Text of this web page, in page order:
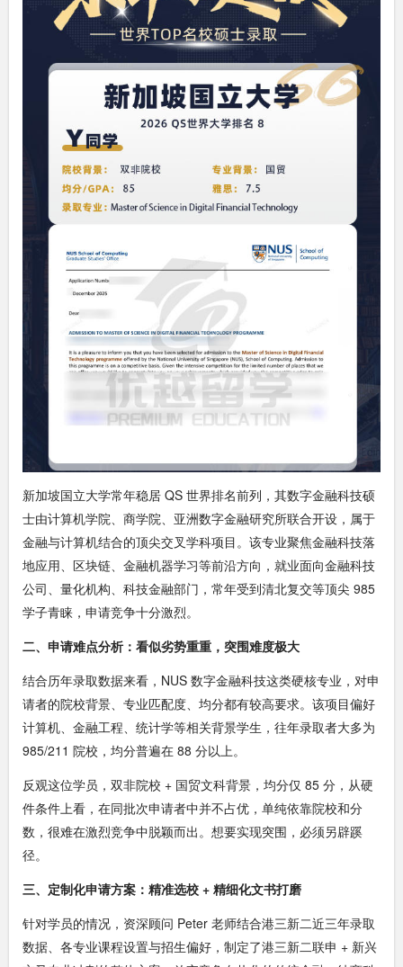
新加坡国立大学常年稳居 QS 世界排名前列，其数字金融科技硕
士由计算机学院、商学院、亚洲数字金融研究所联合开设，属于
金融与计算机结合的顶尖交叉学科项目。该专业聚焦金融科技落
地应用、区块链、金融机器学习等前沿方向，就业面向金融科技
公司、量化机构、科技金融部门，常年受到清北复交等顶尖 985
学子青睐，申请竞争十分激烈。
二、申请难点分析：看似劣势重重，突围难度极大
结合历年录取数据来看，NUS 数字金融科技这类硬核专业，对申
请者的院校背景、专业匹配度、均分都有较高要求。该项目偏好
计算机、金融工程、统计学等相关背景学生，往年录取者大多为
985/211 院校，均分普遍在 88 分以上。
反观这位学员，双非院校 + 国贸文科背景，均分仅 85 分，从硬
件条件上看，在同批次申请者中并不占优，单纯依靠院校和分
数，很难在激烈竞争中脱颖而出。想要实现突围，必须另辟蹊
径。
三、定制化申请方案：精准选校 + 精细化文书打磨
针对学员的情况，资深顾问 Peter 老师结合港三新二近三年录取
数据、各专业课程设置与招生偏好，制定了港三新二联申 + 新兴